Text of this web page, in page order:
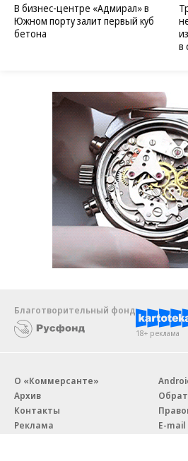
В бизнес-центре «Адмирал» в
Южном порту залит первый куб
бетона
в
Благотворительный фонд
18+ реклама
О «Коммерсанте»
Архив
Контакты
Реклама
E-